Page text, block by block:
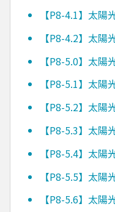
【P8-4.1】太陽
【P8-4.2】太陽
【P8-5.0】太陽
【P8-5.1】太陽
【P8-5.2】太陽
【P8-5.3】太陽
【P8-5.4】太陽
【P8-5.5】太陽
【P8-5.6】太陽